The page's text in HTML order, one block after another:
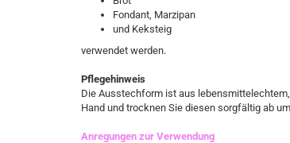
Fondant, Marzipan
und Keksteig
verwendet werden.
Pflegehinweis
Die Ausstechform ist aus
Hand und trocknen Sie diesen sorgfältig ab
Anregungen zur Verwendung